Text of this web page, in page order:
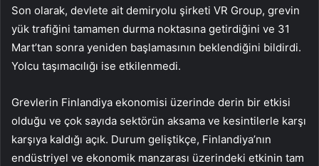
Son olarak, devlete ait demiryolu şirketi VR Group, grevin
yük trafiğini tamamen durma noktasına getirdiğini ve 31
Mart’tan sonra yeniden başlamasının beklendiğini bildirdi.
Yolcu taşımacılığı ise etkilenmedi.
Grevlerin Finlandiya ekonomisi üzerinde derin bir etkisi
olduğu ve çok sayıda sektörün aksama ve kesintilerle karşı
karşıya kaldığı açık. Durum geliştikçe, Finlandiya’nın
endüstriyel ve ekonomik manzarası üzerindeki etkinin tam